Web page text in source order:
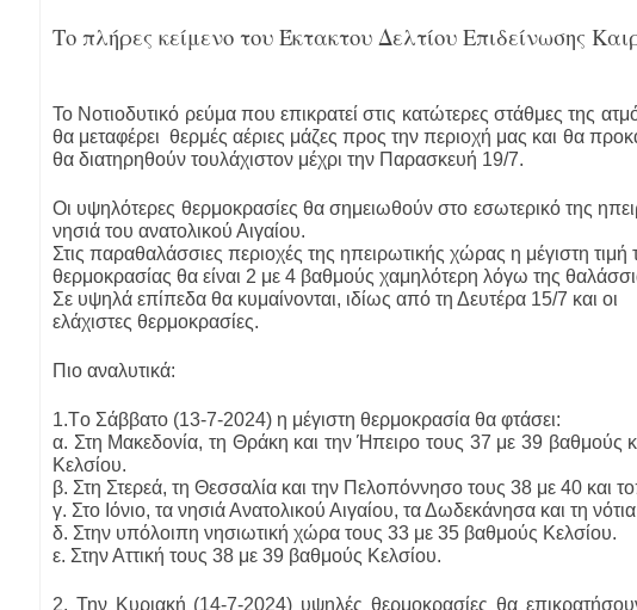
Το πλήρες κείμενο του Έκτακτου Δελτίου Επιδείνωσης
Το Νοτιοδυτικό ρεύμα που επικρατεί στις κατώτερες στάθμες της
θα μεταφέρει θερμές αέριες μάζες προς την περιοχή μας και θα
θα διατηρηθούν τουλάχιστον μέχρι την Παρασκευή 19/7.
Οι υψηλότερες θερμοκρασίες θα σημειωθούν στο εσωτερικό της
νησιά του ανατολικού Αιγαίου.
Στις παραθαλάσσιες περιοχές της ηπειρωτικής χώρας η μέγιστη τιμή
θερμοκρασίας θα είναι 2 με 4 βαθμούς χαμηλότερη λόγω της
Σε υψηλά επίπεδα θα κυμαίνονται, ιδίως από τη Δευτέρα 15/7 και οι
ελάχιστες θερμοκρασίες.
Πιο αναλυτικά:
1.Τo Σάββατο (13-7-2024) η μέγιστη θερμοκρασία θα φτάσει:
α. Στη Μακεδονία, τη Θράκη και την Ήπειρο τους 37 με 39 βαθμούς
Κελσίου.
β. Στη Στερεά, τη Θεσσαλία και την Πελοπόννησο τους 38 με 40 και
γ. Στο Ιόνιο, τα νησιά Ανατολικού Αιγαίου, τα Δωδεκάνησα και τη
δ. Στην υπόλοιπη νησιωτική χώρα τους 33 με 35 βαθμούς Κελσίου.
ε. Στην Αττική τους 38 με 39 βαθμούς Κελσίου.
2. Την Κυριακή (14-7-2024) υψηλές θερμοκρασίες θα